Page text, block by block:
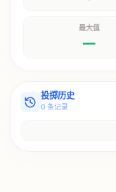
最大值
—
投掷历史
0条记录